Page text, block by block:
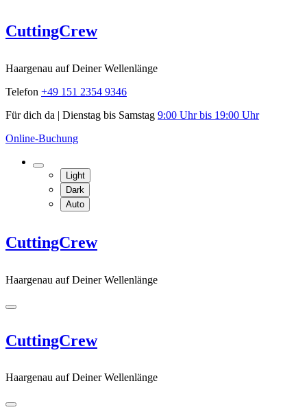
Skip
to
CuttingCrew
Haargenau auf Deiner Wellenlänge
Telefon +49 151 2354 9346
Für dich da | Dienstag bis Samstag 9:00 Uhr bis 19:00 Uhr
Online-Buchung
Light
Dark
Auto
CuttingCrew
Haargenau auf Deiner Wellenlänge
CuttingCrew
Haargenau auf Deiner Wellenlänge